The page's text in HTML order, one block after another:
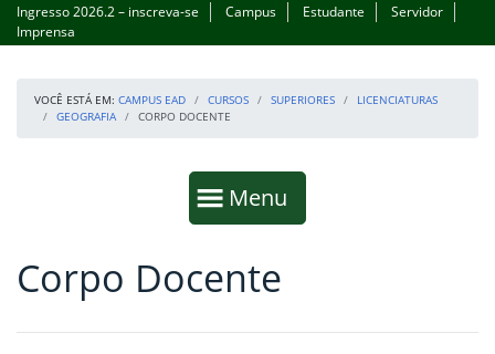
Ingresso 2026.2 – inscreva-se Campus Estudante
Servidor
Imprensa
VOCÊ ESTÁ EM: CAMPUS EAD CURSOS SUPERIORES
LICENCIATURAS
GEOGRAFIA
CORPO DOCENTE
Mostrar
Menu
Fim da navegação
Início do conteúdo
Corpo Docente